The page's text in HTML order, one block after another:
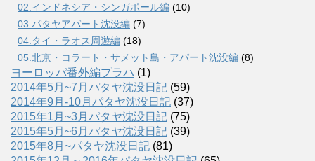
02.インドネシア・シンガポール編 (10)
03.パタヤアパート沈没編 (7)
04.タイ・ラオス周遊編 (18)
05.北京・コラート・サメット島・アパート沈没編 (8)
ヨーロッパ番外編プラハ (1)
2014年5月~7月パタヤ沈没日記 (59)
2014年9月-10月パタヤ沈没日記 (37)
2015年1月~3月パタヤ沈没日記 (75)
2015年5月~6月パタヤ沈没日記 (39)
2015年8月~パタヤ沈没日記 (81)